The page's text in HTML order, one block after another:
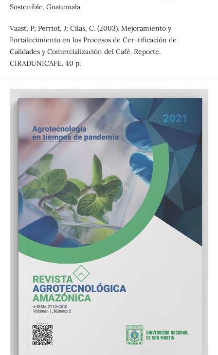
Sostenible. Guatemala
Vaast, P; Perriot, J; Cilas, C. (2003). Mejoramiento y
Fortalecimiento en los Procesos de Cer-tificación de
Calidades y Comercialización del Café. Reporte.
CIRADUNICAFE. 40 p.